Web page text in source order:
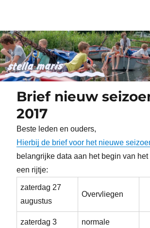
Brief nieuw
2017
Beste leden en ouders,
Hierbij de brief voor het nieuwe
belangrijke data aan het begin van
een rijtje:
zaterdag 27
augustus
Overvliegen
zaterdag 3
normale